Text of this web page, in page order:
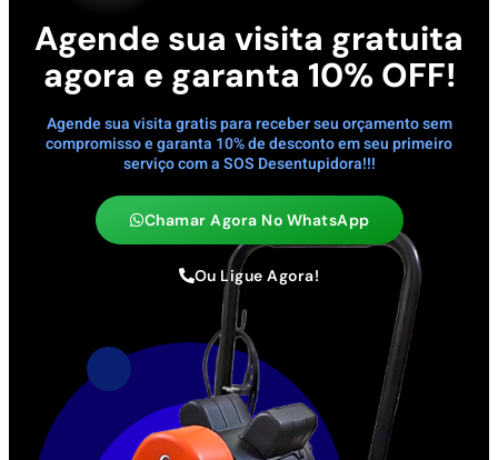
Agende sua visita gratuita
agora e garanta 10% OFF!
Agende sua visita gratis para receber seu orçamento sem
compromisso e garanta 10% de desconto em seu primeiro
serviço com a SOS Desentupidora!!!
Chamar Agora No WhatsApp
Ou Ligue Agora!